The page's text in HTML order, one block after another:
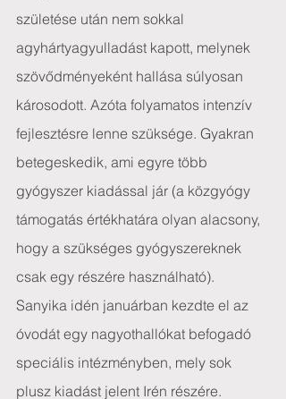
születése után nem sokkal
agyhártyagyulladást kapott, melynek
szövődményeként hallása súlyosan
károsodott. Azóta folyamatos intenzív
fejlesztésre lenne szüksége. Gyakran
betegeskedik, ami egyre több
gyógyszer kiadással jár (a közgyógy
támogatás értékhatára olyan alacsony,
hogy a szükséges gyógyszereknek
csak egy részére használható).
Sanyika idén januárban kezdte el az
óvodát egy nagyothallókat befogadó
speciális intézményben, mely sok
plusz kiadást jelent Irén részére.